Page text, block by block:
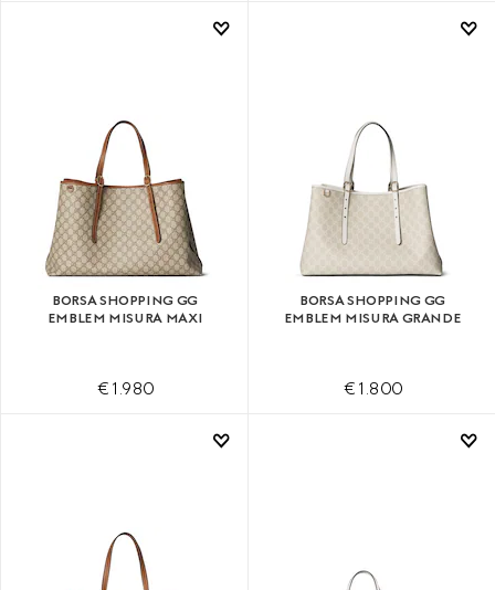
BORSA SHOPPING GG
EMBLEM MISURA MAXI
€ 1.980
BORSA SHOPPING GG
EMBLEM MISURA GRANDE
€ 1.800